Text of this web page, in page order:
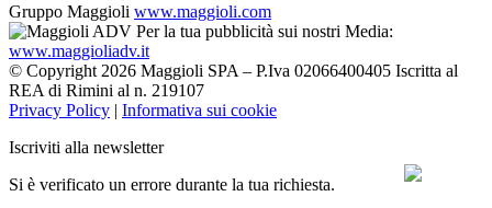
Gruppo Maggioli www.maggioli.com
Per la tua pubblicità sui nostri Media:
www.maggioliadv.it
© Copyright 2026 Maggioli SPA – P.Iva 02066400405 Iscritta al
REA di Rimini al n. 219107
Privacy Policy | Informativa sui cookie
Iscriviti alla newsletter
Si è verificato un errore durante la tua richiesta.